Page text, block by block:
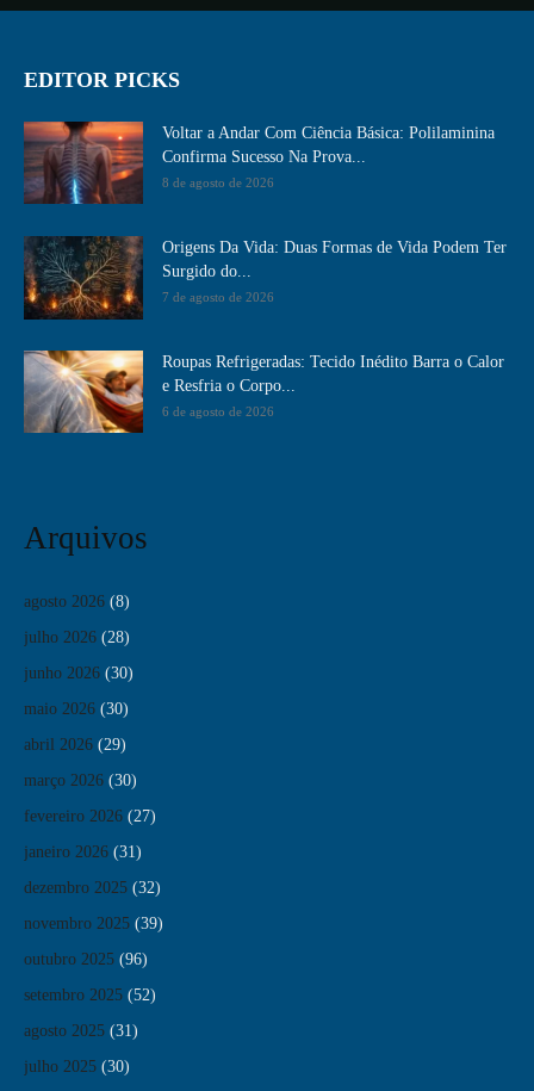
EDITOR PICKS
Voltar a Andar Com Ciência Básica: Polilaminina
Confirma Sucesso Na Prova...
8 de agosto de 2026
Origens Da Vida: Duas Formas de Vida Podem Ter
Surgido do...
7 de agosto de 2026
Roupas Refrigeradas: Tecido Inédito Barra o Calor
e Resfria o Corpo...
6 de agosto de 2026
Arquivos
agosto 2026 (8)
julho 2026 (28)
junho 2026 (30)
maio 2026 (30)
abril 2026 (29)
março 2026 (30)
fevereiro 2026 (27)
janeiro 2026 (31)
dezembro 2025 (32)
novembro 2025 (39)
outubro 2025 (96)
setembro 2025 (52)
agosto 2025 (31)
julho 2025 (30)